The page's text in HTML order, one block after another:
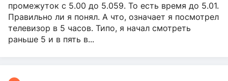
промежуток с 5.00 до 5.059. То есть время до 5.01.
Правильно ли я понял. А что, означает я посмотрел
телевизор в 5 часов. Типо, я начал смотреть
раньше 5 и в пять в...